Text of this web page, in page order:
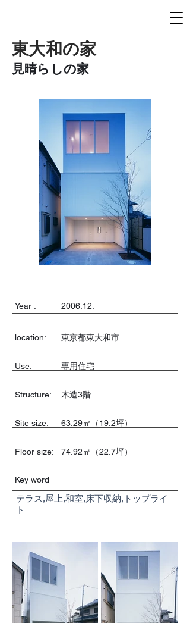
東大和の家
見晴らしの家
Year : 2006.12.
東京都東大和市
location:
専用住宅
Use:
木造3階
​Structure:
63.29㎡（19.2坪）
Site size:
74.92㎡（22.7坪）
Floor size:
Key word
テラス,屋上,和室,床下収納,トップライ
ト